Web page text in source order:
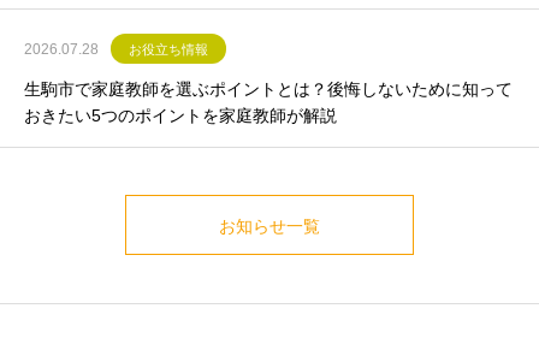
2026.07.28 お役立ち情報
生駒市で家庭教師を選ぶポイントとは？後悔しないために知って
おきたい5つのポイントを家庭教師が解説
お知らせ一覧